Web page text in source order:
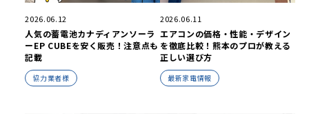
2026.06.12
人気の蓄電池カナディアンソーラ
ーEP CUBEを安く販売！注意点も
記載
協力業者様
2026.06.11
エアコンの価格・性能・デザイン
を徹底比較！熊本のプロが教える
正しい選び方
最新家電情報